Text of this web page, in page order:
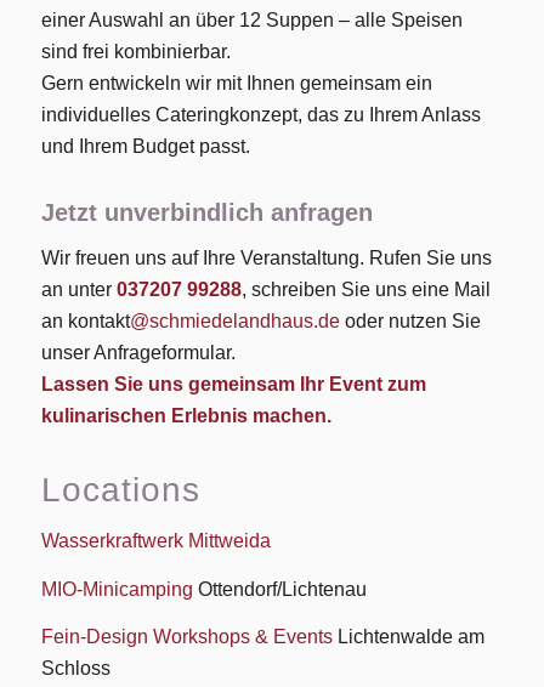
einer Auswahl an über 12 Suppen – alle Speisen
sind frei kombinierbar.
Gern entwickeln wir mit Ihnen gemeinsam ein
individuelles Cateringkonzept, das zu Ihrem Anlass
und Ihrem Budget passt.
Jetzt unverbindlich anfragen
Wir freuen uns auf Ihre Veranstaltung. Rufen Sie uns
an unter 037207 99288, schreiben Sie uns eine Mail
an kontakt@schmiedelandhaus.deoder nutzen Sie
unser Anfrageformular.
Lassen Sie uns gemeinsam Ihr Event zum
kulinarischen Erlebnis machen.
Locations
Wasserkraftwerk Mittweida
MIO-Minicamping Ottendorf/Lichtenau
Fein-Design Workshops & EventsLichtenwalde am
Schloss